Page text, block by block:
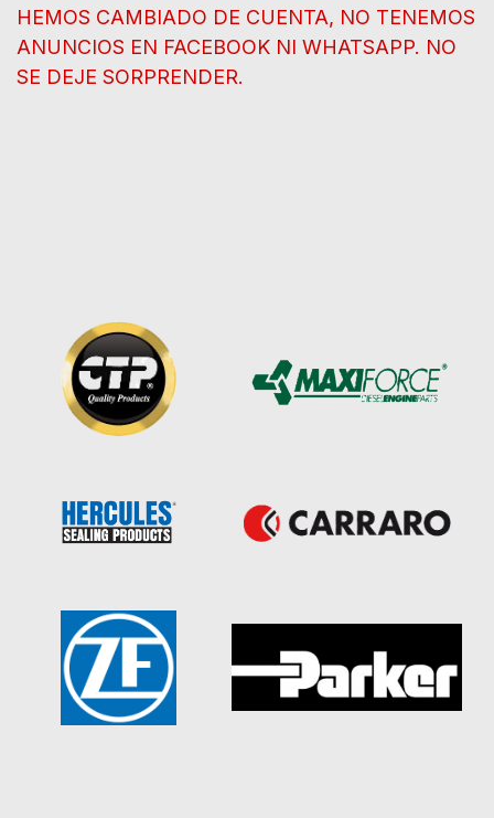
HEMOS CAMBIADO DE CUENTA, NO TENEMOS
ANUNCIOS EN FACEBOOK NI WHATSAPP. NO
SE DEJE SORPRENDER.